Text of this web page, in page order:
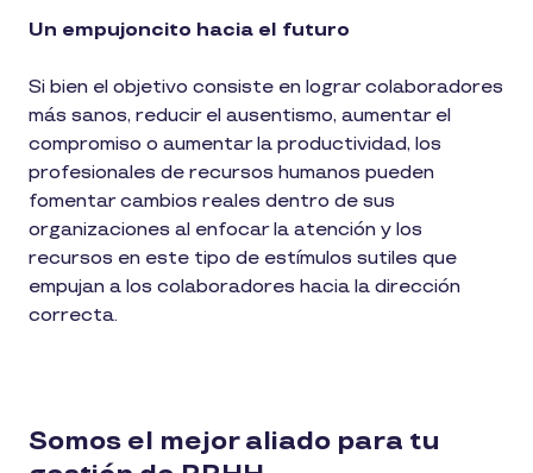
Un empujoncito hacia el futuro
Si bien el objetivo consiste en lograr colaboradores
más sanos, reducir el ausentismo, aumentar el
compromiso o aumentar la productividad, los
profesionales de recursos humanos pueden
fomentar cambios reales dentro de sus
organizaciones al enfocar la atención y los
recursos en este tipo de estímulos sutiles que
empujan a los colaboradores hacia la dirección
correcta.
Somos el mejor aliado para tu